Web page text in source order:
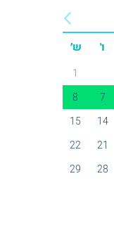
ו' ש׳
1
7
8
14
15
21
22
28
29